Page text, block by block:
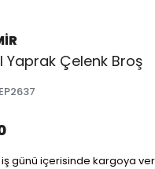
Yaprak Çelenk Broş
EP2637
iş günü içerisinde kargoya